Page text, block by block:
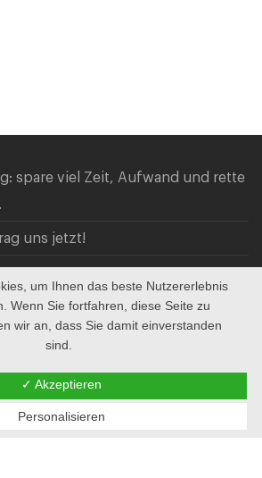
spare viel Zeit, Aufwand und rette
uns jetzt!
um Ihnen das beste Nutzererlebnis
Wenn Sie fortfahren, diese Seite zu
wir an, dass Sie damit einverstanden
sind.
✓ Akzeptieren
Personalisieren